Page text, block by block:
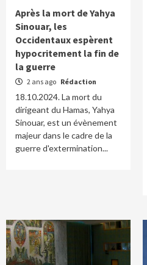
Après la mort de Yahya
Sinouar, les
Occidentaux espèrent
hypocritement la fin de
la guerre
2 ans ago Rédaction
18.10.2024. La mort du
dirigeant du Hamas, Yahya
Sinouar, est un évènement
majeur dans le cadre de la
guerre d'extermination...